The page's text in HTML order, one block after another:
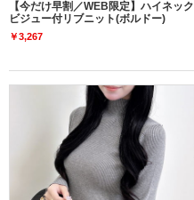
【今だけ早割／WEB限定】ハイネック
ビジュー付リブニット(ボルドー)
￥3,267